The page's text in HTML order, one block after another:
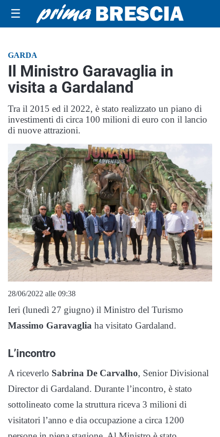
☰
GARDA
Il Ministro Garavaglia in
visita a Gardaland
Tra il 2015 ed il 2022, è stato realizzato un piano di
investimenti di circa 100 milioni di euro con il lancio
di nuove attrazioni.
28/06/2022 alle 09:38
Ieri (lunedì 27 giugno) il Ministro del Turismo
Massimo Garavaglia ha visitato Gardaland.
L’incontro
A riceverlo Sabrina De Carvalho, Senior Divisional
Director di Gardaland. Durante l’incontro, è stato
sottolineato come la struttura riceva 3 milioni di
visitatori l’anno e dia occupazione a circa 1200